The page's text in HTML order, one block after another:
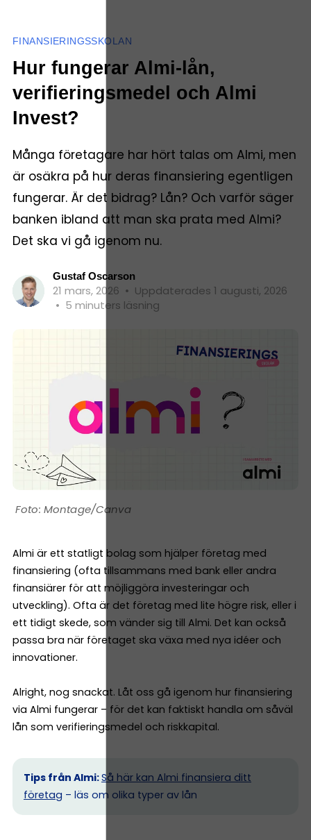
FINANSIERINGSSKOLAN
Hur fungerar Almi-lån,
verifieringsmedel och Almi
Invest?
Många företagare har hört talas om Almi, men
är osäkra på hur deras finansiering egentligen
fungerar. Är det bidrag? Lån? Och varför säger
banken ibland att man ska prata med Almi?
Det ska vi gå igenom nu.
Gustaf Oscarson
21 mars, 2026 • Uppdaterades 1 augusti, 2026
• 5 minuters läsning
Montage/Canva
Almi är ett statligt bolag som hjälper företag med
finansiering (ofta tillsammans med bank eller andra
finansiärer för att möjliggöra investeringar och
utveckling). Ofta är det företag med lite högre risk, eller i
ett tidigt skede, som vänder sig till Almi. Det kan också
passa bra när företaget ska växa med nya idéer och
innovationer.
Alright, nog snackat. Låt oss gå igenom hur finansiering
via Almi fungerar – för det kan faktiskt handla om såväl
lån som verifieringsmedel och riskkapital.
Tips från Almi:Så här kan Almi finansiera ditt
företag – läs om olika typer av lån